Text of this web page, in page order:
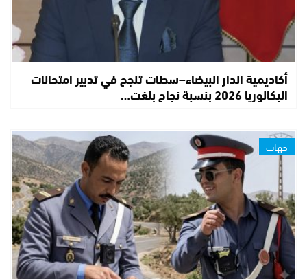
أكاديمية الدار البيضاء–سطات تنجح في تدبير امتحانات
البكالوريا 2026 بنسبة نجاح بلغت…
جهات